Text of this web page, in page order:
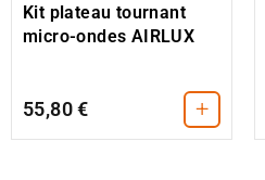
Kit plateau tournant
micro-ondes AIRLUX
55,80 € +